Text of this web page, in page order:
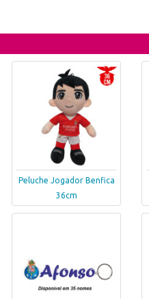
Peluche Jogador Benfica
36cm